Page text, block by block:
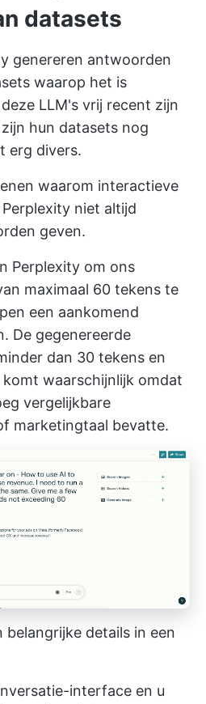
datasets
genereren antwoorden
waarop het is
LLM's vrij recent zijn
hun datasets nog
erg divers.
waarom interactieve
niet altijd
geven.
Perplexity om ons
maximaal 60 tekens te
een aankomend
De gegenereerde
dan 30 tekens en
waarschijnlijk omdat
vergelijkbare
marketingtaal bevatte.
belangrijke details in een
interface en u